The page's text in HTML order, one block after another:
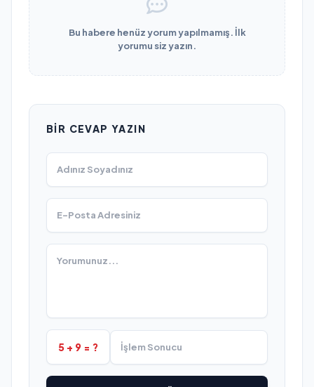
Bu habere henüz yorum yapılmamış. İlk
yorumu siz yazın.
BIR CEVAP YAZIN
5 + 9 = ?